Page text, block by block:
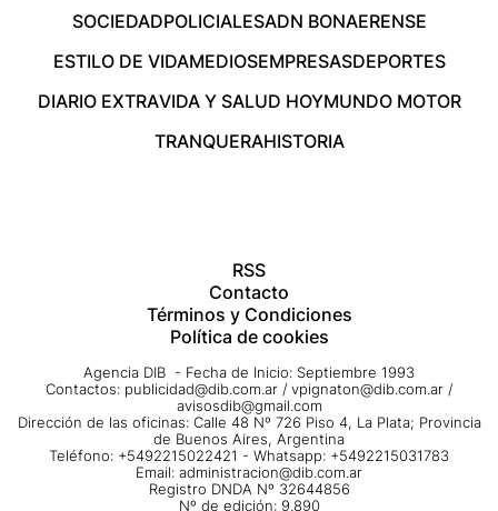
SOCIEDADPOLICIALESADN BONAERENSE
ESTILO DE VIDAMEDIOSEMPRESASDEPORTES
DIARIO EXTRAVIDA Y SALUD HOYMUNDO MOTOR
TRANQUERAHISTORIA
RSS
Contacto
Términos y Condiciones
Política de cookies
Agencia DIB - Fecha de Inicio: Septiembre 1993
Contactos: publicidad@dib.com.ar / vpignaton@dib.com.ar /
avisosdib@gmail.com
Dirección de las oficinas: Calle 48 Nº 726 Piso 4, La Plata; Provincia
de Buenos Aires, Argentina
Teléfono: +5492215022421 - Whatsapp: +5492215031783
Email: administracion@dib.com.ar
Registro DNDA Nº 32644856
Nº de edición: 9.890